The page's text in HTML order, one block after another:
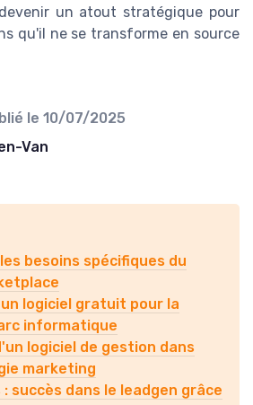
un atout stratégique pour
qu'il ne se transforme en source
le 10/07/2025
Van
besoins spécifiques du
logiciel gratuit pour la
informatique
logiciel de gestion dans
marketing
succès dans le leadgen grâce